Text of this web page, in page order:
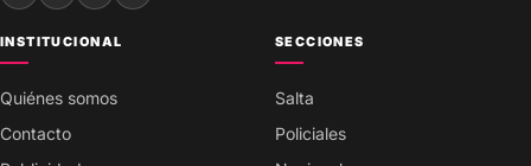
INSTITUCIONAL
Quiénes somos
Contacto
SECCIONES
Salta
Policiales